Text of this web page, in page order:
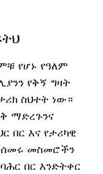
የሆኑ የዓለም
የቅኝ ግዛት
ስህተት ነው።
ማድረጉንና
በር እና የታሪካዊ
መስመሮችን
በር እንድትቀር